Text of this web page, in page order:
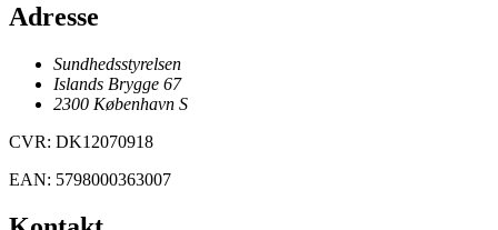
Adresse
Sundhedsstyrelsen
Islands Brygge 67
2300 København S
CVR: DK12070918
EAN: 5798000363007